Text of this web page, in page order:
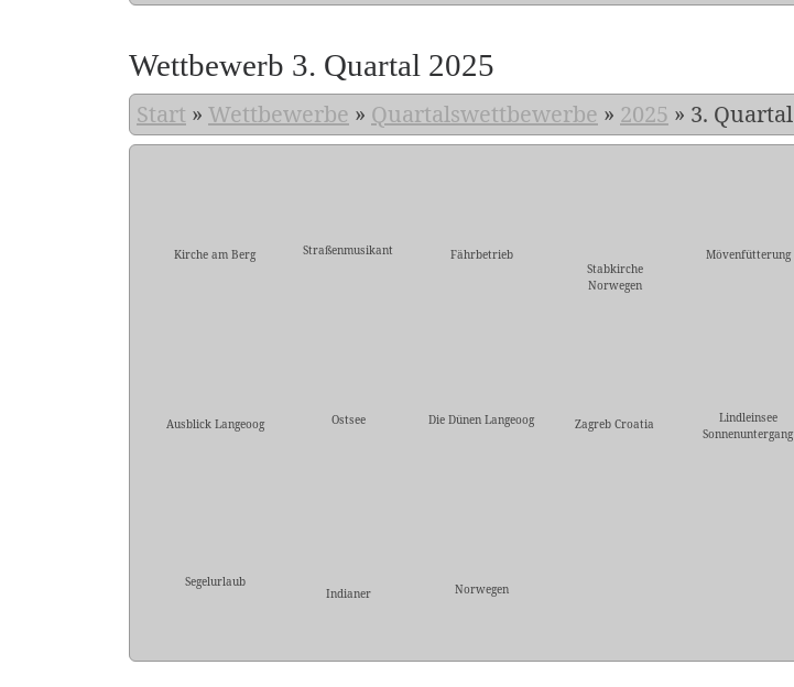
Wettbewerb 3. Quartal 2025
Start » Wettbewerbe » Quartalswettbewerbe » 2025 » 3. Quartal
Kirche am Berg Straßenmusikant
Fährbetrieb
Stabkirche
Norwegen
Mövenfütterung
Ausblick Langeoog Ostsee Die Dünen Langeoog Zagreb Croatia
Lindleinsee
Sonnenuntergang
Segelurlaub
Indianer Norwegen